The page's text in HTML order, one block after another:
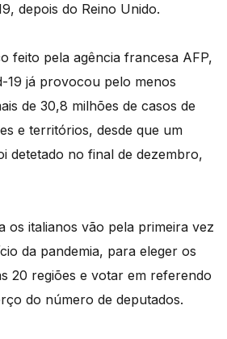
depois do Reino Unido.
feito pela agência francesa AFP,
19 já provocou pelo menos
de 30,8 milhões de casos de
e territórios, desde que um
detetado no final de dezembro,
os italianos vão pela primeira vez
da pandemia, para eleger os
20 regiões e votar em referendo
do número de deputados.